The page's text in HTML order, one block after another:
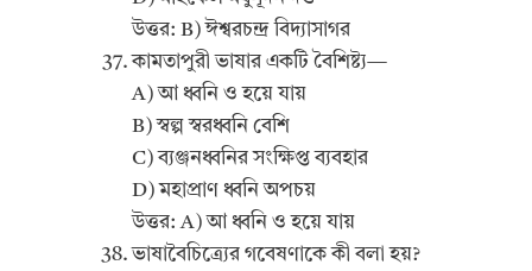
উত্তর: B) ঈশ্বরচন্দ্র বিদ্যাসাগর
কামতাপুরী ভাষার একটি বৈশিষ্ট্য—
A) আ ধ্বনি ও হয়ে যায়
B) স্বল্প স্বরধ্বনি বেশি
C) ব্যঞ্জনধ্বনির সংক্ষিপ্ত ব্যবহার
D) মহাপ্রাণ ধ্বনি অপচয়
উত্তর: A) আ ধ্বনি ও হয়ে যায়
ভাষাবৈচিত্র্যের গবেষণাকে কী বলা হয়?